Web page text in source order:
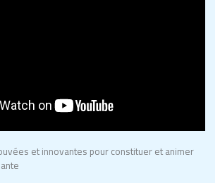
et innovantes pour constituer et animer